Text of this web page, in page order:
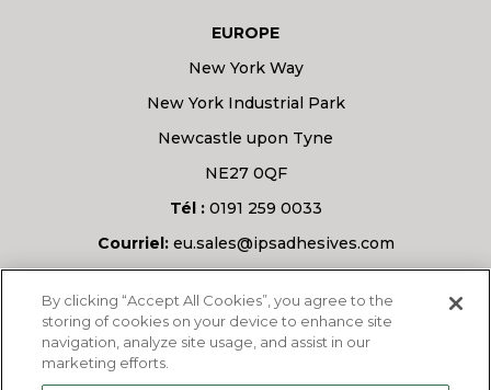
EUROPE
New York Way
New York Industrial Park
Newcastle upon Tyne
NE27 0QF
Tél :0191 259 0033
Courriel: eu.sales@ipsadhesives.com
Vous avez une question ?
By clicking “Accept All Cookies”, you agree to the
storing of cookies on your device to enhance site
navigation, analyze site usage, and assist in our
marketing efforts.